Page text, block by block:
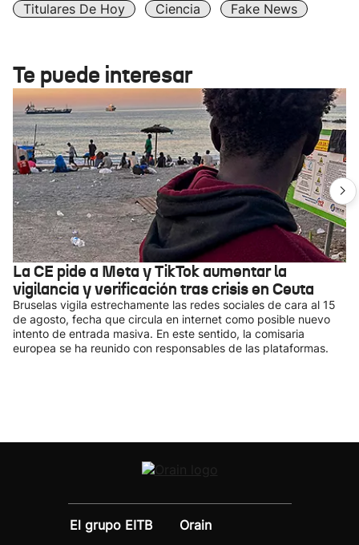
Titulares De Hoy
Ciencia Fake News
Te puede interesar
La CE pide a Meta y TikTok aumentar la
vigilancia y verificación tras crisis en Ceuta
Bruselas vigila estrechamente las redes sociales de cara al 15
de agosto, fecha que circula en internet como posible nuevo
intento de entrada masiva. En este sentido, la comisaria
europea se ha reunido con responsables de las plataformas.
El grupo EITB
Orain